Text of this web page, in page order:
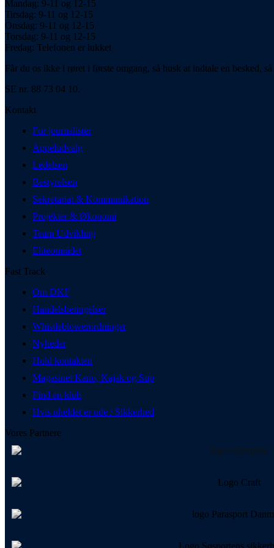
Mandag: 9-11 og 12-15
Tirsdag: 9-11 og 12-15
Onsdag: 9-11 og 12-15
Torsdag: 9-11 og 12-15
Fredag: Telefonen er lukket
Får du os ikke i røret i første omgang, så husk at indtale en besked,
SE nr. 88 73 04 10.
Kontakt
For journalister
Appeludvalg
Ledelsen
Bestyrelsen
Sekretariat & Kommunikation
Projekter & Økonomi
Team Udvikling
Eliteområdet
Fast Track
Om DKF
Handelsbetingelser
Whistleblowerordninger
Nyheder
Hold kontakten
Magasinet Kano, Kajak og Sup
Find en klub
Hvis uheldet er ude / Sikkerhed
Vores Partnere